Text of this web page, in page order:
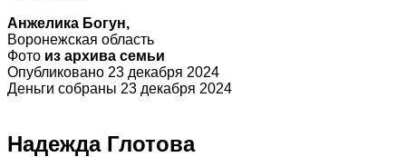
Анжелика Богун,
Воронежская область
Фото из архива семьи
Опубликовано 23 декабря 2024
Деньги собраны 23 декабря 2024
Надежда Глотова